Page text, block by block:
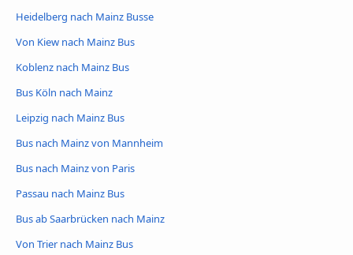
Heidelberg nach Mainz Busse
Von Kiew nach Mainz Bus
Koblenz nach Mainz Bus
Bus Köln nach Mainz
Leipzig nach Mainz Bus
Bus nach Mainz von Mannheim
Bus nach Mainz von Paris
Passau nach Mainz Bus
Bus ab Saarbrücken nach Mainz
Von Trier nach Mainz Bus